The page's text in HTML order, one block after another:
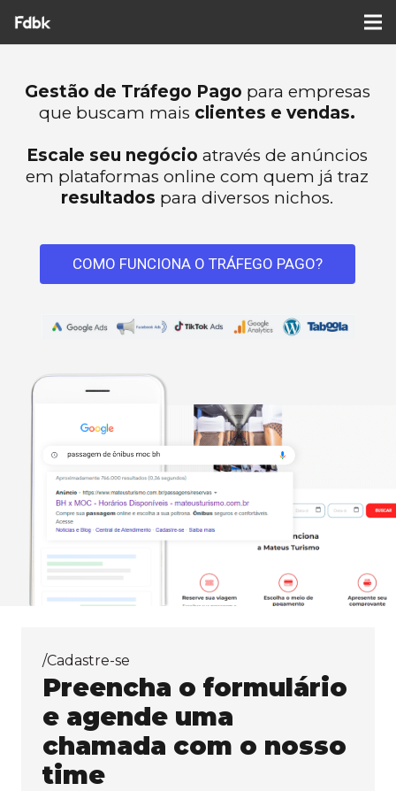
Gestão de Tráfego Pago para empresas
que buscam mais clientes e vendas.
Escale seu negócio através de anúncios
em plataformas online com quem já traz
resultados para diversos nichos.
COMO FUNCIONA O TRÁFEGO PAGO?
/Cadastre-se
Preencha o formulário
e agende uma
chamada com o nosso
time